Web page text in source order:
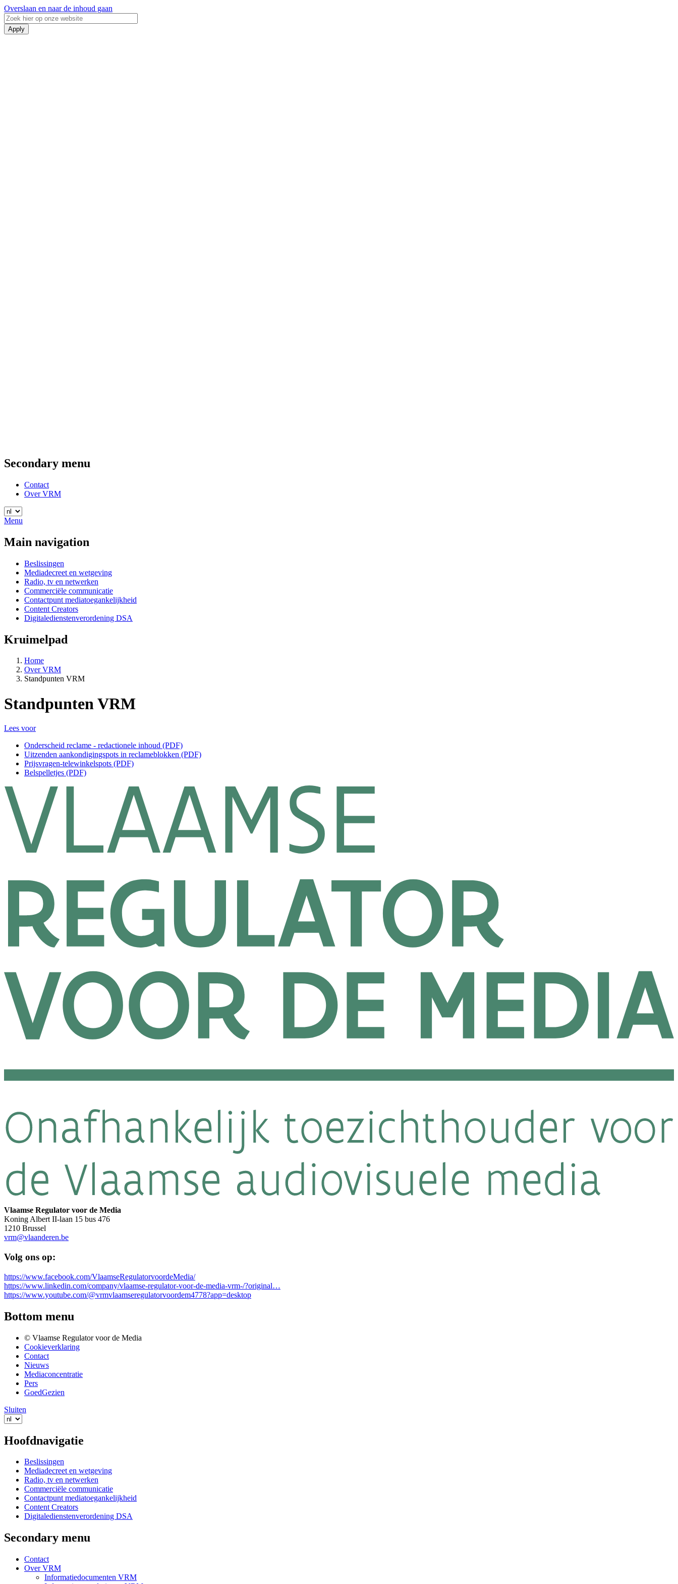
Overslaan en naar de inhoud gaan
Secondary menu
Contact
Over VRM
Menu
Main navigation
Beslissingen
Mediadecreet en wetgeving
Radio, tv en netwerken
Commerciële communicatie
Contactpunt mediatoegankelijkheid
Content Creators
Digitaledienstenverordening DSA
Kruimelpad
Home
Over VRM
Standpunten VRM
Standpunten VRM
Lees voor
Onderscheid reclame - redactionele inhoud (PDF)
Uitzenden aankondigingspots in reclameblokken (PDF)
Prijsvragen-telewinkelspots (PDF)
Belspelletjes (PDF)
Vlaamse Regulator voor de Media
Koning Albert II-laan 15 bus 476
1210 Brussel
vrm@vlaanderen.be
Volg ons op:
https://www.facebook.com/VlaamseRegulatorvoordeMedia/
https://www.linkedin.com/company/vlaamse-regulator-voor-de-media-vrm-/?original…
https://www.youtube.com/@vrmvlaamseregulatorvoordem4778?app=desktop
Bottom menu
© Vlaamse Regulator voor de Media
Cookieverklaring
Contact
Nieuws
Mediaconcentratie
Pers
GoedGezien
Sluiten
Hoofdnavigatie
Beslissingen
Mediadecreet en wetgeving
Radio, tv en netwerken
Commerciële communicatie
Contactpunt mediatoegankelijkheid
Content Creators
Digitaledienstenverordening DSA
Secondary menu
Contact
Over VRM
Informatiedocumenten VRM